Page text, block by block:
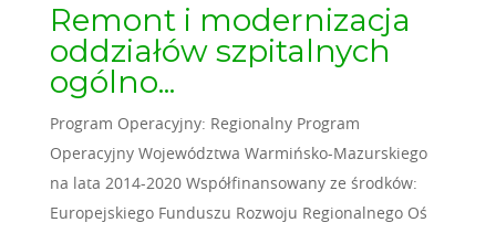
Remont i modernizacja
oddziałów szpitalnych
ogólno...
Program Operacyjny: Regionalny Program
Operacyjny Województwa Warmińsko-Mazurskiego
na lata 2014-2020 Współfinansowany ze środków:
Europejskiego Funduszu Rozwoju Regionalnego Oś